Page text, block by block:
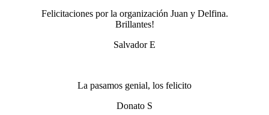
Felicitaciones por la organización Juan y Delfina.
Brillantes!
Salvador E
La pasamos genial, los felicito
Donato S